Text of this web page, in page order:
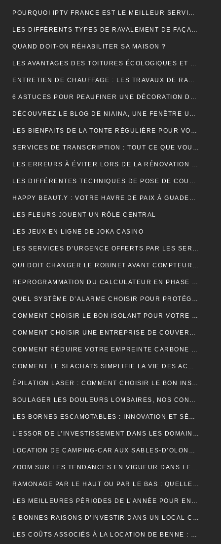
POURQUOI IPTV FRANCE EST LE MEILLEUR SERVICE D’ABONNEMENT IPTV ?
LES DIFFÉRENTS TYPES DE RAVALEMENT DE FAÇADE
QUAND DOIT-ON RÉHABILITER SA MAISON ?
LES AVANTAGES DES TOITURES ÉCOLOGIQUES ET DURABLES
ENTRETIEN DE CHAUFFAGE : LES TRAVAUX DE RAMONAGE EN DÉTAIL
6 ASTUCES POUR PEAUFINER UNE DÉCORATION DE MARIAGE
DÉCOUVREZ LE BLOG DE NIAINA, UNE FENÊTRE UNIQUE SUR MADAGASCAR
LES BIENFAITS DE LA TONTE RÉGULIÈRE POUR VOTRE PELOUSE
SERVICES DE TRANSCRIPTION : TOUT CE QUE VOUS DEVEZ SAVOIR
LES ERREURS À ÉVITER LORS DE LA RÉNOVATION DE VOTRE TOITURE
LES DIFFÉRENTES TECHNIQUES DE POSE DE COUVERTURE
HAPPY BEAUT.Y : VOTRE HAVRE DE PAIX À GUADELOUPE ET À PARIS
LES FLEURS JOUENT UN RÔLE CENTRAL
LES JEUX EN LIGNE DE JOKA CASINO
LES SERVICES D’URGENCE OFFERTS PAR LES SERRURIERS À PARIS
QUI DOIT CHANGER LE ROBINET AVANT COMPTEUR MAISON INDIVIDUELLE ?
REPROGRAMMATION DU CALCULATEUR EN PHASE 1 : EXPLICATIONS
QUEL SYSTÈME D’ALARME CHOISIR POUR PROTÉGER VOTRE MAISON ?
COMMENT CHOISIR LE BON ISOLANT POUR VOTRE TOITURE ?
COMMENT CHOISIR UNE ENTREPRISE DE COUVERTURE ?
COMMENT RÉDUIRE VOTRE EMPREINTE CARBONE ET VIVRE DURABLEMENT ?
COMMENT LE SI ACHATS SIMPLIFIE LA VIE DES ACHETEURS
ÉPILATION LASER : COMMENT CHOISIR LE BON INSTITUT ?
SOULAGER LES DOULEURS LOMBAIRES, NOS CONSEILS
LES BORNES ESCAMOTABLES : INNOVATION ET SÉCURITÉ POUR L’ESPACE URBAIN
L’ESSOR DE L’INVESTISSEMENT DANS LES DOMAINES VITICOLES DE PROVENCE : UNE ANALYSE ÉCONOMIQUE ET CULTURELLE
LOCATION DE CAMPING-CAR AUX SABLES-D’OLONNE : LA LIBERTÉ DE DÉCOUVRIR LA CÔTE ATLANTIQUE
ZOOM SUR LES TENDANCES EN VIGUEUR DANS LE DOMAINE DU WEBMARKETING
RAMONAGE PAR LE HAUT OU PAR LE BAS : QUELLE TECHNIQUE EST LA PLUS EFFICACE ?
LES MEILLEURES PÉRIODES DE L’ANNÉE POUR ENTRETENIR VOS GOUTTIÈRES
6 BONNES RAISONS D’INVESTIR DANS UN LOCAL COMMERCIAL
LES COÛTS ASSOCIÉS À LA LOCATION DE BENNE : CE QUE VOUS DEVEZ SAVOIR